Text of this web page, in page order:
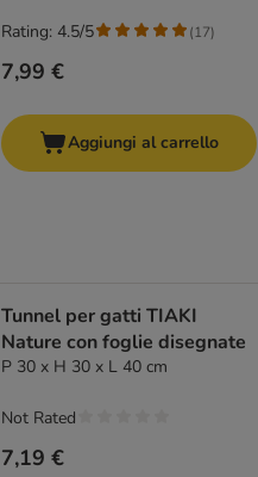
7,99 €
Rating: 4.5/5 (17)
Aggiungi al carrello
Tunnel per gatti TIAKI
Nature con foglie disegnate
P 30 x H 30 x L 40 cm
7,19 €
Not Rated